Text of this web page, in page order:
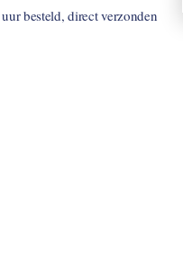
besteld, direct verzonden